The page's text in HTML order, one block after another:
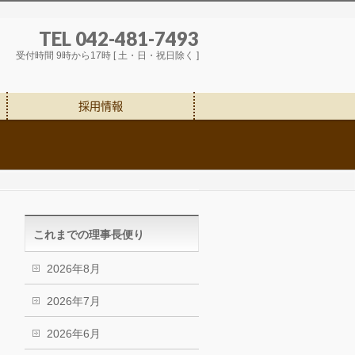
TEL 042-481-7493
受付時間 9時から17時 [ 土・日・祝日除く ]
採用情報
これまでの理事長便り
2026年8月
2026年7月
2026年6月